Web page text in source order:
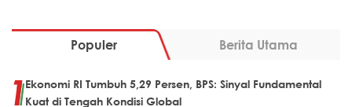
Populer Berita Utama
Ekonomi RI Tumbuh 5,29 Persen, BPS: Sinyal Fundamental
Kuat di Tengah Kondisi Global